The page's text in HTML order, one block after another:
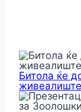
Битола ќе